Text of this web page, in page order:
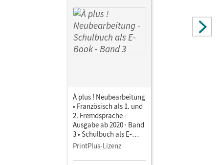
À plus ! Neubearbeitung
• Französisch als 1. und
2. Fremdsprache -
Ausgabe ab 2020 · Band
3 • Schulbuch als E-
Book Mit Medien
PrintPlus-Lizenz